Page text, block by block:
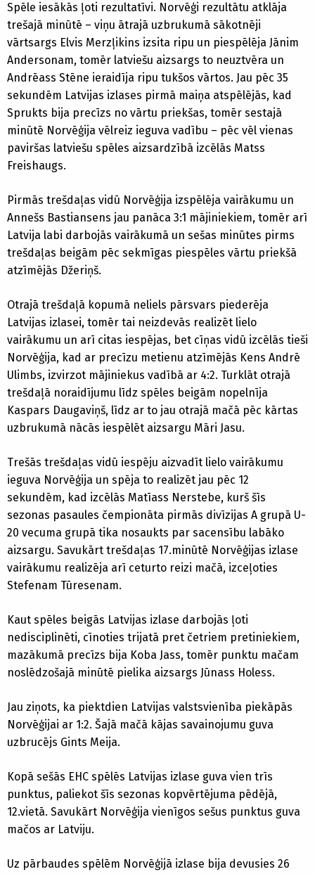
Spēle iesākās ļoti rezultatīvi. Norvēģi rezultātu atklāja
trešajā minūtē – viņu ātrajā uzbrukumā sākotnēji
vārtsargs Elvis Merzļikins izsita ripu un piespēlēja Jānim
Andersonam, tomēr latviešu aizsargs to neuztvēra un
Andrēass Stēne ieraidīja ripu tukšos vārtos. Jau pēc 35
sekundēm Latvijas izlases pirmā maiņa atspēlējās, kad
Sprukts bija precīzs no vārtu priekšas, tomēr sestajā
minūtē Norvēģija vēlreiz ieguva vadību – pēc vēl vienas
paviršas latviešu spēles aizsardzībā izcēlās Matss
Freishaugs.
Pirmās trešdaļas vidū Norvēģija izspēlēja vairākumu un
Annešs Bastiansens jau panāca 3:1 mājiniekiem, tomēr arī
Latvija labi darbojās vairākumā un sešas minūtes pirms
trešdaļas beigām pēc sekmīgas piespēles vārtu priekšā
atzīmējās Džeriņš.
Otrajā trešdaļā kopumā neliels pārsvars piederēja
Latvijas izlasei, tomēr tai neizdevās realizēt lielo
vairākumu un arī citas iespējas, bet cīņas vidū izcēlās tieši
Norvēģija, kad ar precīzu metienu atzīmējās Kens Andrē
Ulimbs, izvirzot mājiniekus vadībā ar 4:2. Turklāt otrajā
trešdaļā noraidījumu līdz spēles beigām nopelnīja
Kaspars Daugaviņš, līdz ar to jau otrajā mačā pēc kārtas
uzbrukumā nācās iespēlēt aizsargu Māri Jasu.
Trešās trešdaļas vidū iespēju aizvadīt lielo vairākumu
ieguva Norvēģija un spēja to realizēt jau pēc 12
sekundēm, kad izcēlās Matīass Nerstebe, kurš šīs
sezonas pasaules čempionāta pirmās divīzijas A grupā U-
20 vecuma grupā tika nosaukts par sacensību labāko
aizsargu. Savukārt trešdaļas 17.minūtē Norvēģijas izlase
vairākumu realizēja arī ceturto reizi mačā, izceļoties
Stefenam Tūresenam.
Kaut spēles beigās Latvijas izlase darbojās ļoti
nedisciplinēti, cīnoties trijatā pret četriem pretiniekiem,
mazākumā precīzs bija Koba Jass, tomēr punktu mačam
noslēdzošajā minūtē pielika aizsargs Jūnass Holess.
Jau ziņots, ka piektdien Latvijas valstsvienība piekāpās
Norvēģijai ar 1:2. Šajā mačā kājas savainojumu guva
uzbrucējs Gints Meija.
Kopā sešās EHC spēlēs Latvijas izlase guva vien trīs
punktus, paliekot šīs sezonas kopvērtējuma pēdējā,
12.vietā. Savukārt Norvēģija vienīgos sešus punktus guva
mačos ar Latviju.
Uz pārbaudes spēlēm Norvēģijā izlase bija devusies 26